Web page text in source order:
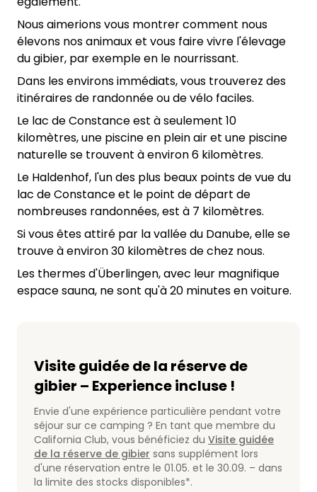
Nous aimerions vous montrer comment nous
élevons nos animaux et vous faire vivre l'élevage
du gibier, par exemple en le nourrissant.
Dans les environs immédiats, vous trouverez des
itinéraires de randonnée ou de vélo faciles.
Le lac de Constance est à seulement 10
kilomètres, une piscine en plein air et une piscine
naturelle se trouvent à environ 6 kilomètres.
Le Haldenhof, l'un des plus beaux points de vue du
lac de Constance et le point de départ de
nombreuses randonnées, est à 7 kilomètres.
Si vous êtes attiré par la vallée du Danube, elle se
trouve à environ 30 kilomètres de chez nous.
Les thermes d'Überlingen, avec leur magnifique
espace sauna, ne sont qu'à 20 minutes en voiture.
Visite guidée de la réserve de
gibier – Experience incluse !
Envie d'une expérience particulière pendant votre
séjour sur ce camping ? En tant que membre du
California Club, vous bénéficiez du Visite guidée
de la réserve de gibier sans supplément lors
d'une réservation entre le 01.05. et le 30.09. – dans
la limite des stocks disponibles*.